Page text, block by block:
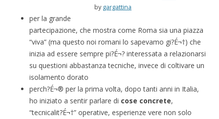
by gargattina
per la grande
partecipazione, che mostra come Roma sia una piazza
“viva” (ma questo noi romani lo sapevamo gi?É¬†) che
inizia ad essere sempre pi?É¬? interessata a relazionarsi
su questioni abbastanza tecniche, invece di coltivare un
isolamento dorato
perch?É¬® per la prima volta, dopo tanti anni in Italia,
ho iniziato a sentir parlare di cose concrete,
“tecnicalit?É¬†” operative, esperienze vere non solo